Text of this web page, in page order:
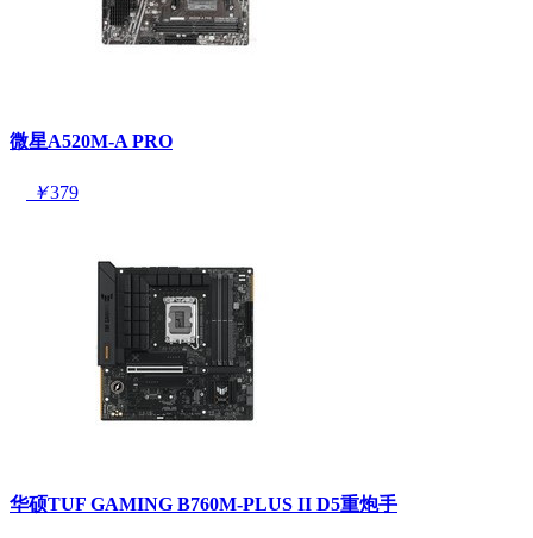
微星A520M-A PRO
￥379
华硕TUF GAMING B760M-PLUS II D5重炮手